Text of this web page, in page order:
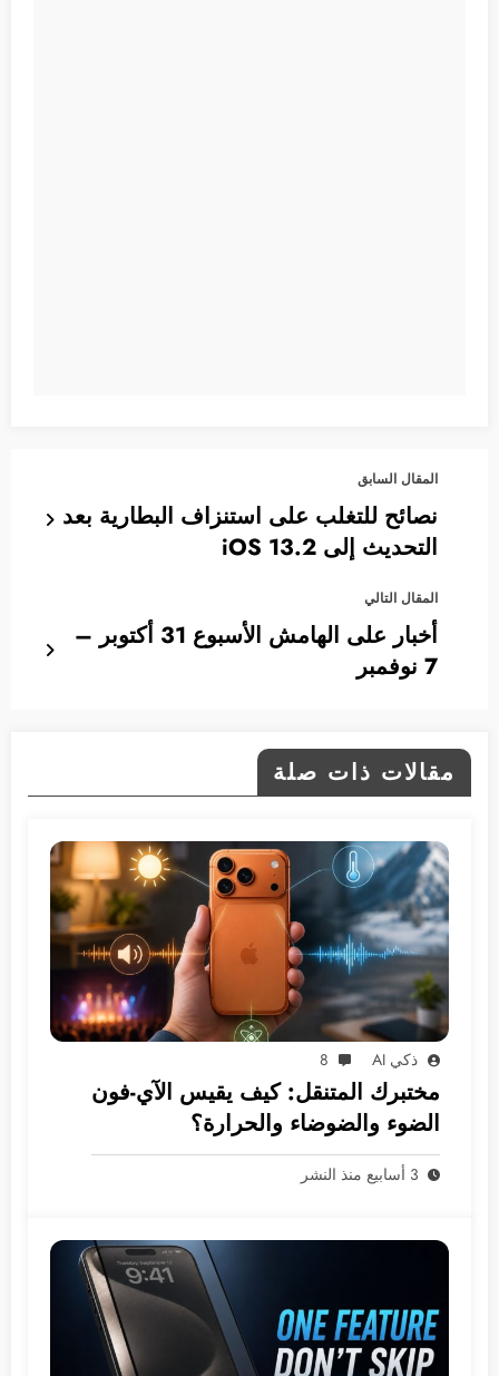
المقال السابق
نصائح للتغلب على استنزاف البطارية بعد
التحديث إلى iOS 13.2
المقال التالي
أخبار على الهامش الأسبوع 31 أكتوبر –
7 نوفمبر
مقالات ذات صلة
ذكي AI 8
مختبرك المتنقل: كيف يقيس الآي-فون
الضوء والضوضاء والحرارة؟
3 أسابيع منذ النشر